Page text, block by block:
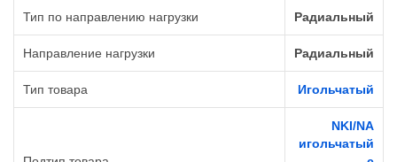
Тип по направлению нагрузки Радиальный
Направление нагрузки Радиальный
Тип товара Игольчатый
NKI/NA
игольчатый